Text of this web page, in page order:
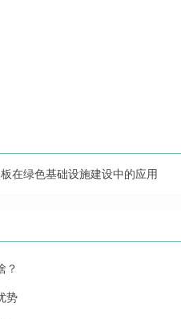
在绿色基础设施建设中的应用
？
势